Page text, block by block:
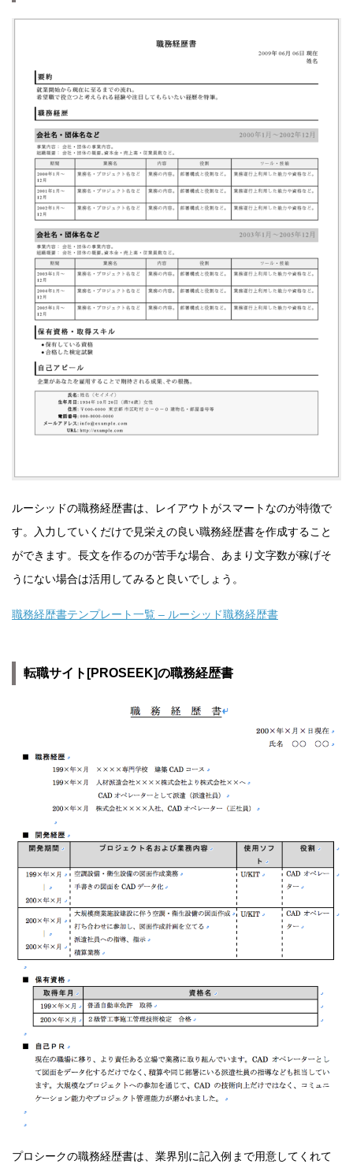
ルーシッドの職務経歴書は、レイアウトがスマートなのが特徴で
す。入力していくだけで見栄えの良い職務経歴書を作成すること
ができます。長文を作るのが苦手な場合、あまり文字数が稼げそ
うにない場合は活用してみると良いでしょう。
職務経歴書テンプレート一覧 – ルーシッド職務経歴書
転職サイト[PROSEEK]の職務経歴書
プロシークの職務経歴書は、業界別に記入例まで用意してくれて